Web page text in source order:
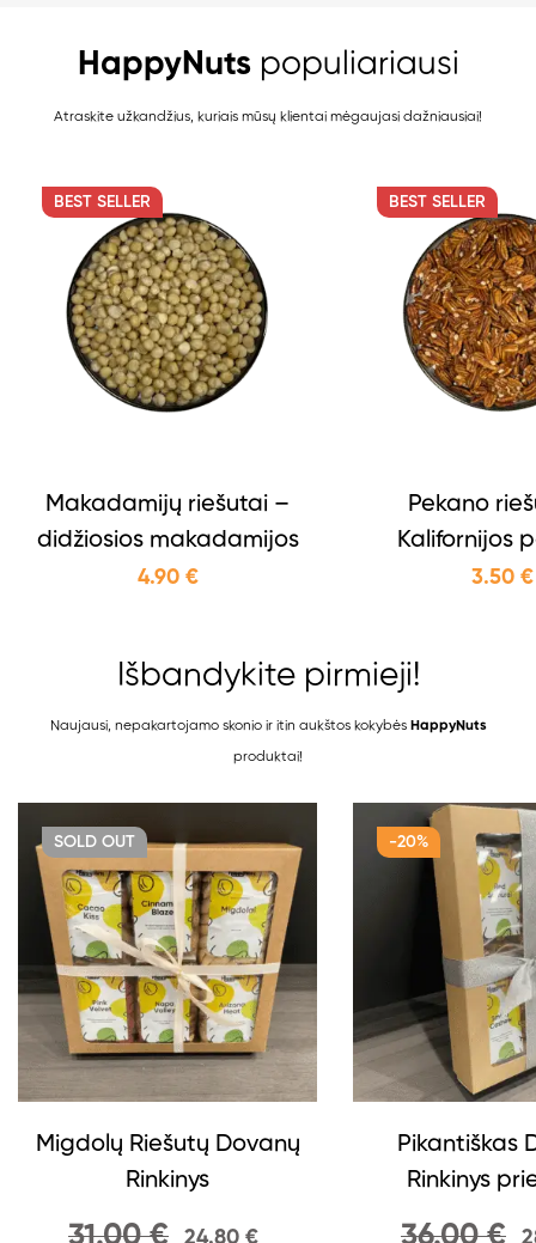
HappyNutspopuliariausi
Atraskite užkandžius, kuriais mūsų klientai mėgaujasi dažniausiai!
BEST SELLER
Makadamijų riešutai –
didžiosios makadamijos
4.90 €
BEST SELLER
Pekano
Kalifornijos
3.50 €
Išbandykite pirmieji!
Naujausi, nepakartojamo skonio ir itin aukštos kokybės HappyNuts
produktai!
SOLD OUT
Migdolų Riešutų Dovanų
Rinkinys
31.00€ 24.80 €
-20%
Pikantiškas
Rinkinys
36.00€